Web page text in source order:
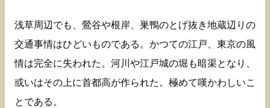
浅草周辺でも、鶯谷や根岸、巣鴨のとげ抜き地蔵辺りの
交通事情はひどいものである。かつての江戸、東京の風
情は完全に失われた。河川や江戸城の堀も暗渠となり、
或いはその上に首都高が作られた。極めて嘆かわしいこ
とである。